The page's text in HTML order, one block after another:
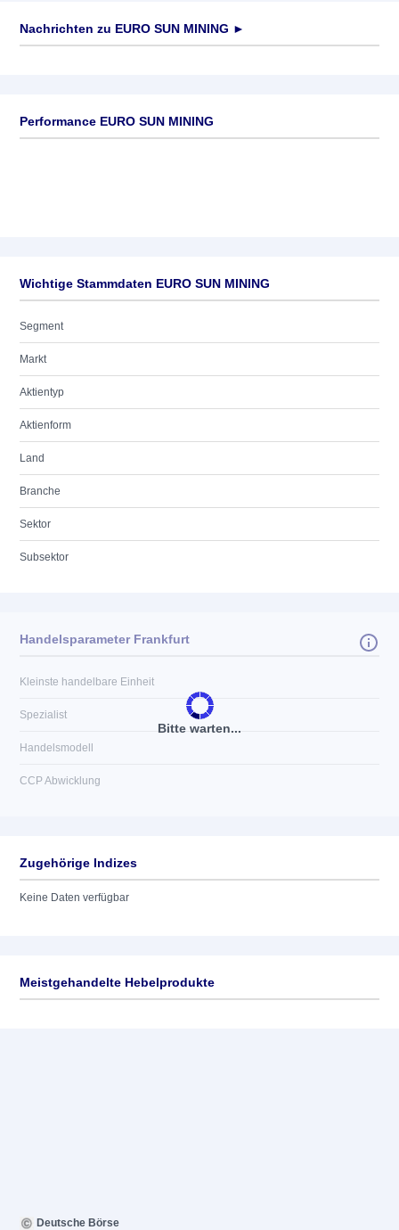
Nachrichten zu EURO SUN MINING ►
Performance EURO SUN MINING
Wichtige Stammdaten EURO SUN MINING
Segment
Markt
Aktientyp
Aktienform
Land
Branche
Sektor
Subsektor
Bitte warten...
Handelsparameter Frankfurt
Kleinste handelbare Einheit
Spezialist
Handelsmodell
CCP Abwicklung
Zugehörige Indizes
Keine Daten verfügbar
Meistgehandelte Hebelprodukte
Deutsche Börse